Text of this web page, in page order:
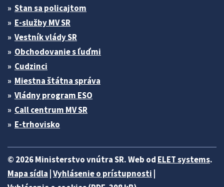
Stan sa policajtom
E-služby MV SR
Vestník vlády SR
Obchodovanie s ľuďmi
Cudzinci
Miestna štátna správa
Vládny program ESO
Call centrum MV SR
E-trhovisko
© 2026 Ministerstvo vnútra SR. Web od ELET systems.
Mapa sídla Vyhlásenie o prístupnosti